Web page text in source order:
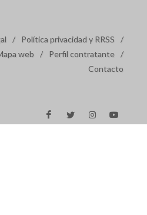
/ Política privacidad y RRSS
/
web / Perfil contratante /
Contacto